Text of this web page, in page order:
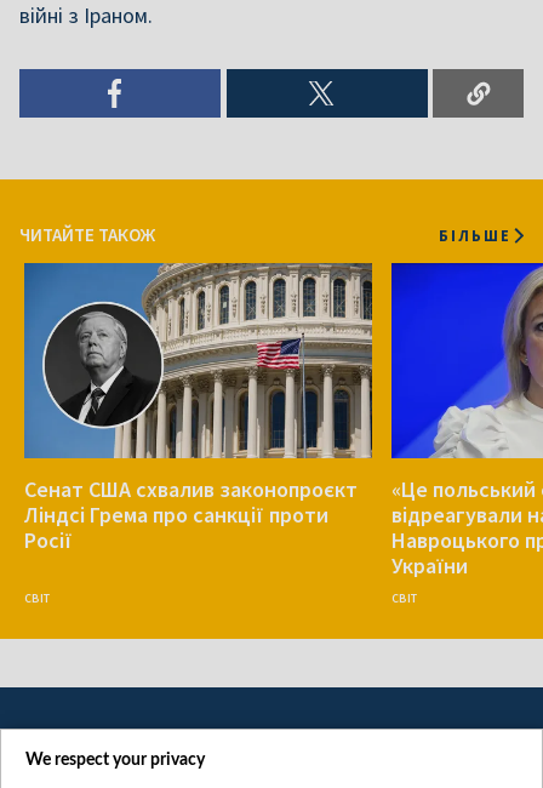
війні з Іраном.
ЧИТАЙТЕ ТАКОЖ БІЛЬШЕ
Сенат США схвалив законопроєкт
Ліндсі Грема про санкції проти
Росії
СВІТ
«Це польський
відреагували
Навроцького
України
СВІТ
We respect your privacy